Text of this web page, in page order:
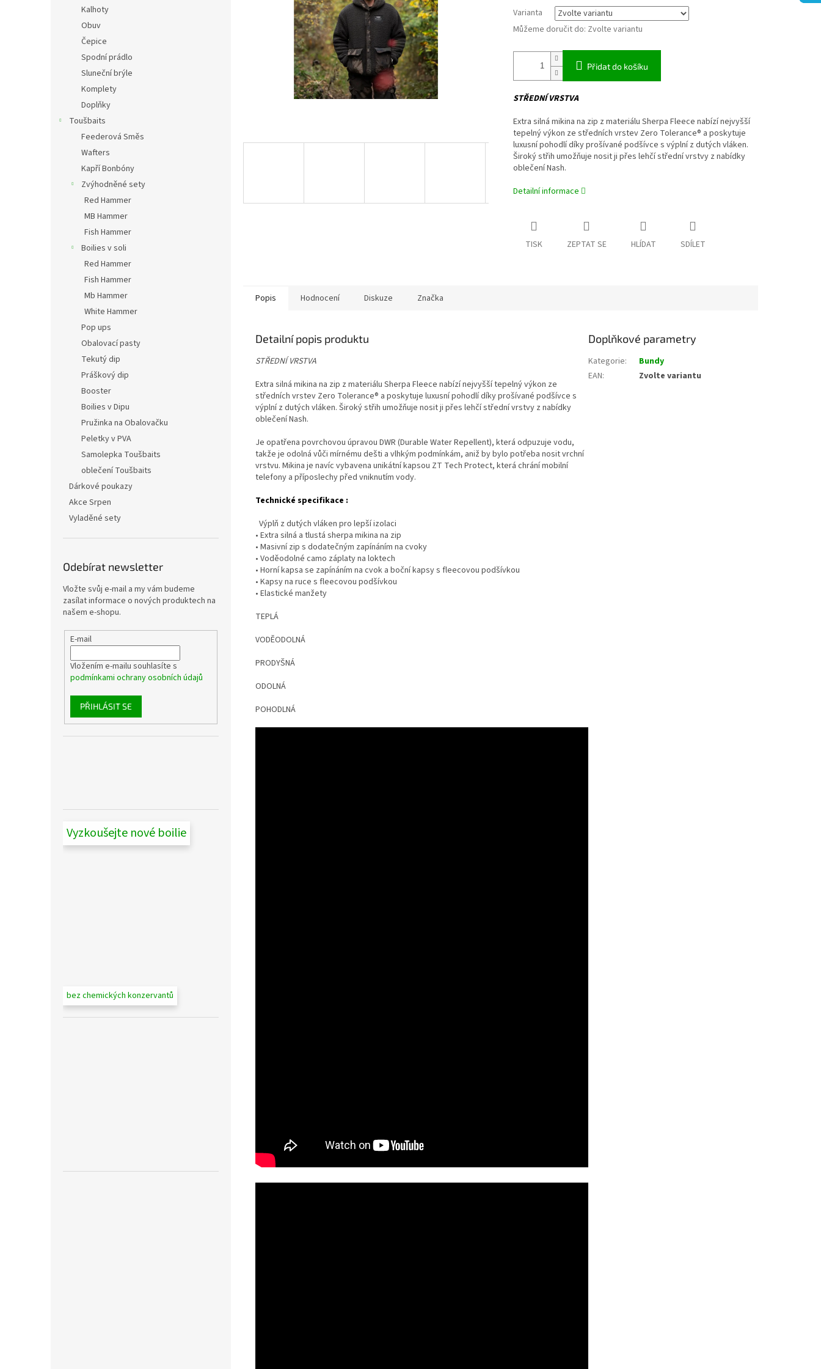
Kalhoty
Obuv
Čepice
Spodní prádlo
Sluneční brýle
Komplety
Doplňky
Toušbaits
Feederová Směs
Wafters
Kapří Bonbóny
Zvýhodněné sety
Red Hammer
MB Hammer
Fish Hammer
Boilies v soli
Red Hammer
Fish Hammer
Mb Hammer
White Hammer
Pop ups
Obalovací pasty
Tekutý dip
Práškový dip
Booster
Boilies v Dipu
Pružinka na Obalovačku
Peletky v PVA
Samolepka Toušbaits
oblečení Toušbaits
Dárkové poukazy
Akce Srpen
Vyladěné sety
Odebírat newsletter
Vložte svůj e-mail a my vám budeme
zasílat informace o nových produktech na
našem e-shopu.
E-mail
Vložením e-mailu souhlasíte s
podmínkami ochrany osobních údajů
PŘIHLÁSIT SE
Vyzkoušejte nové boilie
bez chemických konzervantů
Varianta
Můžeme doručit do: Zvolte variantu
Přidat do košíku
STŘEDNÍ VRSTVA
Extra silná mikina na zip z materiálu Sherpa Fleece nabízí nejvyšší
tepelný výkon ze středních vrstev Zero Tolerance® a poskytuje
luxusní pohodlí díky prošívané podšívce s výplní z dutých vláken.
Široký střih umožňuje nosit ji přes lehčí střední vrstvy z nabídky
oblečení Nash.
Detailní informace
TISK ZEPTAT SE HLÍDAT SDÍLET
Popis Hodnocení Diskuze Značka
Detailní popis produktu
STŘEDNÍ VRSTVA
Extra silná mikina na zip z materiálu Sherpa Fleece nabízí nejvyšší tepelný výkon ze
středních vrstev Zero Tolerance® a poskytuje luxusní pohodlí díky prošívané podšívce s
výplní z dutých vláken. Široký střih umožňuje nosit ji přes lehčí střední vrstvy z nabídky
oblečení Nash.
Je opatřena povrchovou úpravou DWR (Durable Water Repellent), která odpuzuje vodu,
takže je odolná vůči mírnému dešti a vlhkým podmínkám, aniž by bylo potřeba nosit vrchní
vrstvu. Mikina je navíc vybavena unikátní kapsou ZT Tech Protect, která chrání mobilní
telefony a příposlechy před vniknutím vody.
Technické specifikace :
Výplň z dutých vláken pro lepší izolaci
• Extra silná a tlustá sherpa mikina na zip
• Masivní zip s dodatečným zapínáním na cvoky
• Voděodolné camo záplaty na loktech
• Horní kapsa se zapínáním na cvok a boční kapsy s fleecovou podšívkou
• Kapsy na ruce s fleecovou podšívkou
• Elastické manžety
TEPLÁ
VODĚODOLNÁ
PRODYŠNÁ
ODOLNÁ
POHODLNÁ
Doplňkové parametry
Kategorie:
Bundy
EAN: Zvolte variantu